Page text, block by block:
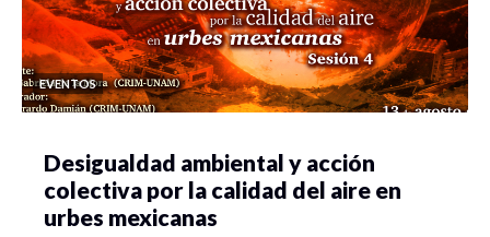
EVENTOS
Desigualdad ambiental y acción
colectiva por la calidad del aire en
urbes mexicanas